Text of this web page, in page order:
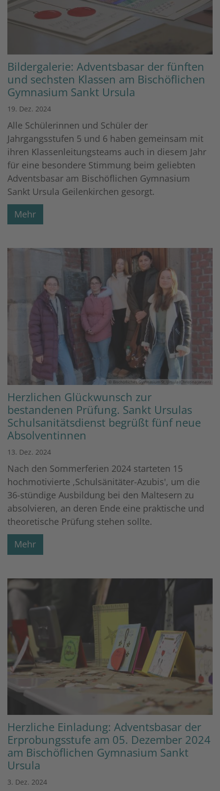
Bildergalerie: Adventsbasar der fünften
und sechsten Klassen am Bischöflichen
Gymnasium Sankt Ursula
19. Dez. 2024
Alle Schülerinnen und Schüler der
Jahrgangsstufen 5 und 6 haben gemeinsam mit
ihren Klassenleitungsteams auch in diesem Jahr
für eine besondere Stimmung beim geliebten
Adventsbasar am Bischöflichen Gymnasium
Sankt Ursula Geilenkirchen gesorgt.
Mehr
© Bischöfliches Gymnasium St. Ursula (Christina Jansen)
Herzlichen Glückwunsch zur
bestandenen Prüfung. Sankt Ursulas
Schulsanitätsdienst begrüßt fünf neue
Absolventinnen
13. Dez. 2024
Nach den Sommerferien 2024 starteten 15
hochmotivierte ,Schulsänitäter-Azubis', um die
36-stündige Ausbildung bei den Maltesern zu
absolvieren, an deren Ende eine praktische und
theoretische Prüfung stehen sollte.
Mehr
Herzliche Einladung: Adventsbasar der
Erprobungsstufe am 05. Dezember 2024
am Bischöflichen Gymnasium Sankt
Ursula
3. Dez. 2024